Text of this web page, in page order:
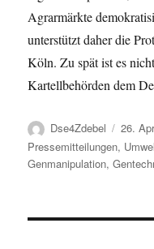
Agrarmärkte
unterstützt daher die
Köln. Zu spät ist es
Kartellbehörden dem
Autor
Dse4Zdebel
am
26.
Pressemitteilungen,
Genmanipulation,